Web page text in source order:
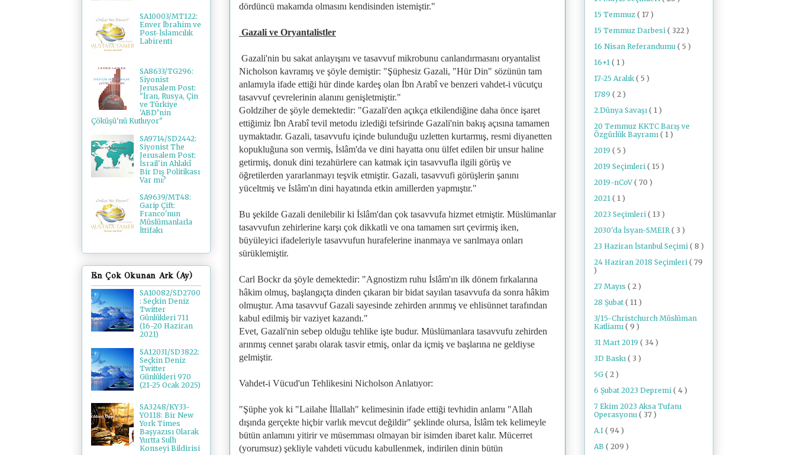
dördüncü makamda olmasını kendisinden istemiştir."
Gazali ve Oryantalistler
Gazali'nin bu sakat anlayışını ve tasavvuf mikrobunu canlandırmasını oryantalist
Nicholson kavramış ve şöyle demiştir: "Şüphesiz Gazali, "Hür Din" sözünün tam
anlamıyla ifade ettiği hür dinde kardeş olan İbn Arabî ve benzeri vahdet-i vücutçu
tasavvuf çevrelerinin alanını genişletmiştir."
Goldziher de şöyle demektedir: "Gazali'den açıkça etkilendiğine daha önce işaret
ettiğimiz İbn Arabî tevil metodu izlediği tefsirinde Gazali'nin bakış açısına tamamen
uymaktadır. Gazali, tasavvufu içinde bulunduğu uzletten kurtarmış, resmi diyanetten
kopukluğuna son vermiş, İslâm'da ve dini hayatta onu ülfet edilen bir unsur haline
getirmiş, donuk dini tezahürlere can katmak için tasavvufla ilgili görüş ve
öğretilerden yararlanmayı teşvik etmiştir. Gazali, tasavvufi görüşlerin şanını
yüceltmiş ve İslâm'ın dini hayatında etkin amillerden yapmıştır."
Bu şekilde Gazali denilebilir ki İslâm'dan çok tasavvufa hizmet etmiştir. Müslümanlar
tasavvufun zehirlerine karşı çok dikkatli ve ona tamamen sırt çevirmiş iken,
büyüleyici ifadeleriyle tasavvufun hurafelerine inanmaya ve sarılmaya onları
sürüklemiştir.
Carl Bockr da şöyle demektedir: "Agnostizm ruhu İslâm'ın ilk dönem fırkalarına
hâkim olmuş, başlangıçta dinden çıkaran bir bidat sayılan tasavvufa da sonra hâkim
olmuştur. Ama tasavvuf Gazali sayesinde zehirden arınmış ve ehlisünnet tarafından
kabul edilmiş bir vaziyet kazandı."
Evet, Gazali'nin sebep olduğu tehlike işte budur. Müslümanlara tasavvufu zehirden
arınmış cennet şarabı olarak tasvir etmiş, onlar da içmiş ve başlarına ne geldiyse
gelmiştir.
Vahdet-i Vücud'un Tehlikesini Nicholson Anlatıyor:
"Şüphe yok ki "Lailahe İllallah" kelimesinin ifade ettiği tevhidin anlamı "Allah
dışında gerçekte hiçbir varlık mevcut değildir" şeklinde olursa, İslâm tek kelimeyle
bütün anlamını yitirir ve müsemması olmayan bir isimden ibaret kalır. Mücerret
(yorumsuz) şekliyle vahdeti vücudu kabullenmek, indirilen dinin bütün
SA10003/MT122:
Enver İbrahim ve
Post-İslamcılık
Labirenti
SA8633/TG296:
Siyonist
Jerusalem Post:
"İran, Rusya, Çin
ve Türkiye
'ABD’nin
Çöküşü'nü Kutluyor"
SA9714/SD2442:
Siyonist The
Jerusalem Post:
İsrail'in Ahlakî
Bir Dış Politikası
Var mı?
SA9639/MT48:
Garip Çift:
Franco'nun
Müslümanlarla
İttifakı
En Çok Okunan Ark (Ay)
SA10082/SD2700
: Seçkin Deniz
Twitter
Günlükleri 711
(16-20 Haziran
2021)
SA12031/SD3822:
Seçkin Deniz
Twitter
Günlükleri 970
(21-25 Ocak 2025)
SA3248/KY33-
YO118: Bir New
York Times
Başyazısı Olarak
Yurtta Sulh
Konseyi Bildirisi
15 Temmuz ( 17 )
15 Temmuz Darbesi ( 322 )
16 Nisan Referandumu ( 5 )
16+1 ( 1 )
17-25 Aralık ( 5 )
1789 ( 2 )
2.Dünya Savaşı ( 1 )
20 Temmuz KKTC Barış ve
Özgürlük Bayramı ( 1 )
2019 ( 5 )
2019 Seçimleri ( 15 )
2019-nCoV( 70 )
2021 ( 1 )
2023 Seçimleri ( 13 )
2030'da İsyan-SMEIR ( 3 )
23 Haziran İstanbul Seçimi ( 8 )
24 Haziran 2018 Seçimleri ( 79
)
27 Mayıs ( 2 )
28 Şubat ( 11 )
3/15-Christchurch Müslüman
Katliamı ( 9 )
31 Mart 2019 ( 34 )
3D Baskı ( 3 )
5G ( 2 )
6 Şubat 2023 Depremi ( 4 )
7 Ekim 2023 Aksa Tufanı
Operasyonu ( 37 )
A.I ( 94 )
AB ( 209 )